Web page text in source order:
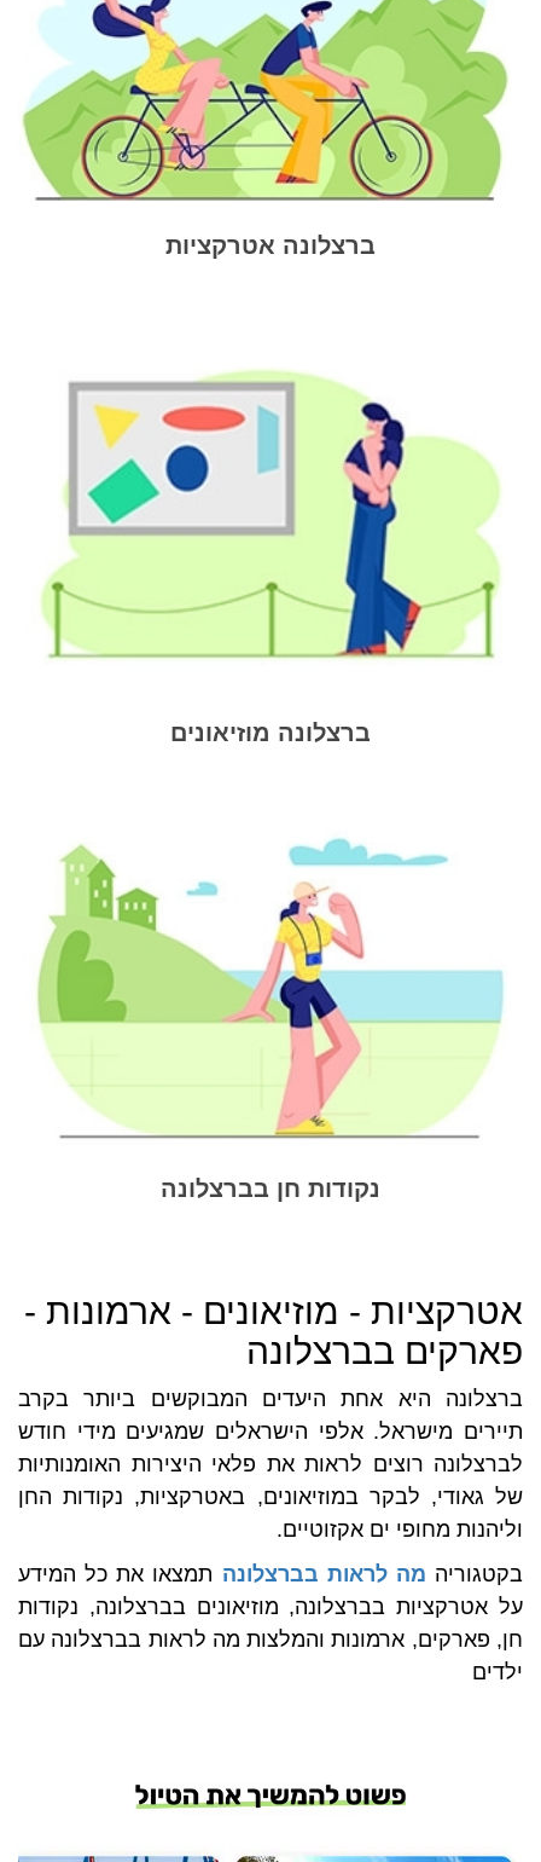
ברצלונה אטרקציות
ברצלונה מוזיאונים
נקודות חן בברצלונה
אטרקציות - מוזיאונים - ארמונות -
פארקים בברצלונה
ברצלונה היא אחת היעדים המבוקשים ביותר בקרב
תיירים מישראל. אלפי הישראלים שמגיעים מידי חודש
לברצלונה רוצים לראות את פלאי היצירות האומנותיות
של גאודי, לבקר במוזיאונים, באטרקציות, נקודות החן
וליהנות מחופי ים אקזוטיים.
בקטגוריה מה לראות בברצלונה תמצאו את כל המידע
על אטרקציות בברצלונה, מוזיאונים בברצלונה, נקודות
חן, פארקים, ארמונות והמלצות מה לראות בברצלונה עם
ילדים